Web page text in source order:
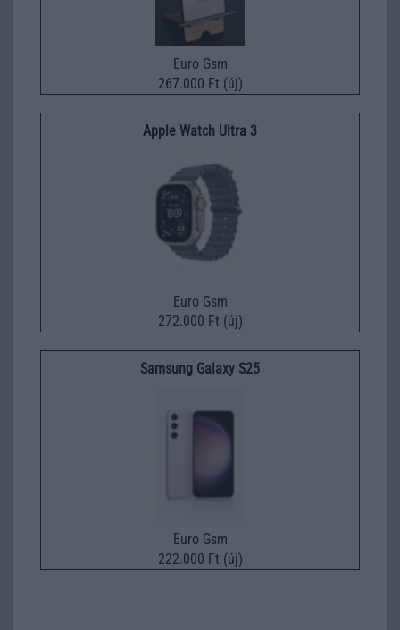
Euro Gsm
267.000 Ft (új)
Apple Watch Ultra 3
Euro Gsm
272.000 Ft (új)
Samsung Galaxy S25
Euro Gsm
222.000 Ft (új)